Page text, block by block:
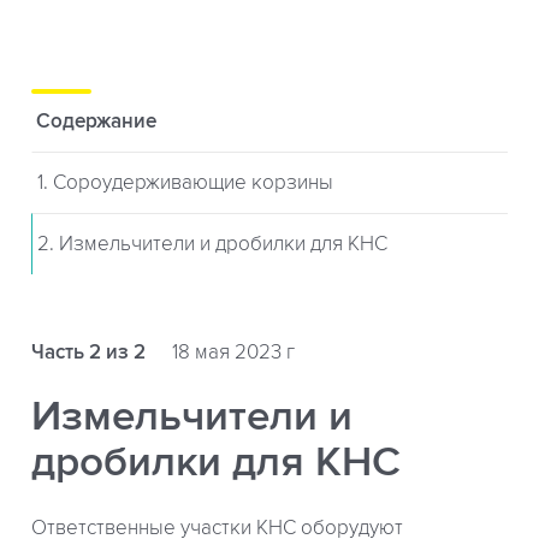
Содержание
1. Сороудерживающие корзины
2. Измельчители и дробилки для КНС
Часть 2 из 2 18 мая 2023 г
Измельчители и
дробилки для КНС
Ответственные участки КНС оборудуют